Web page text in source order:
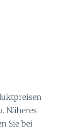
Näheres
Sie bei